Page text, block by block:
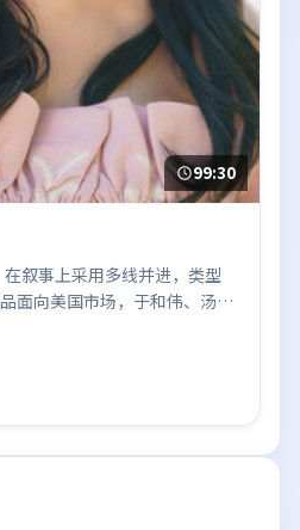
99:30
叙事上采用多线并进，类型
面向美国市场，于和伟、汤
关键反转，结尾留白引发讨